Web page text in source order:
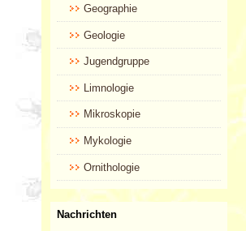
Geographie
Geologie
Jugendgruppe
Limnologie
Mikroskopie
Mykologie
Ornithologie
Nachrichten